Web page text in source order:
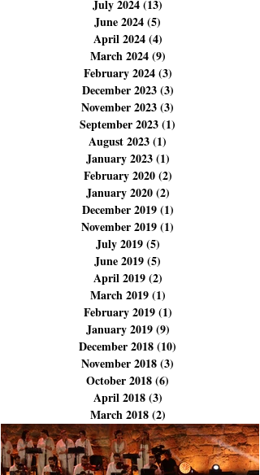
October 2024(6)
September 2024
August 2024 (10)
July 2024(13)13 posts
June 2024(5)5 posts
April 2024(4)4 posts
March 2024(9)9 posts
February 2024(3)3 posts
December 2023(3)
November 2023 (3)
September 2023 (1)
August 2023 (1)1 post
January 2023(1)1 post
February 2020 (2)2 posts
January 2020(2)
December 2019(1)
November 2019(1)
July 2019 (5)5 posts
June 2019(5)5 posts
April 2019(2)2 posts
March 2019(1)1 post
February 2019 (1)1 post
January 2019 (9)
December 2018(10)
November 2018(3)
October 2018(6)6 posts
April 2018(3)3 posts
March 2018(2)2 posts